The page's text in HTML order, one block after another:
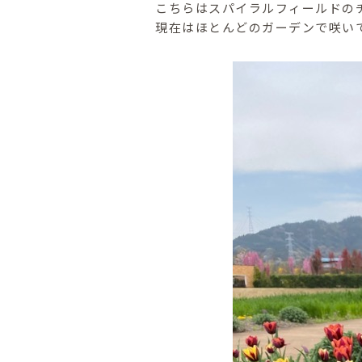
こちらはスパイラルフィールドの
現在はほとんどのガーデンで咲い